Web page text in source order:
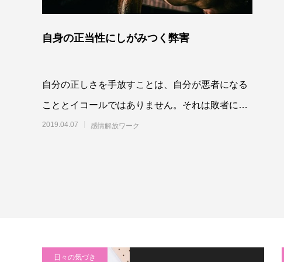
自身の正当性にしがみつく弊害
自分の正しさを手放すことは、自分が悪者になる
こととイコールではありません。それは敗者にな
るということでもないし、自分が堕落する、どう
2019.04.07 感情解放ワーク
日々の気づき